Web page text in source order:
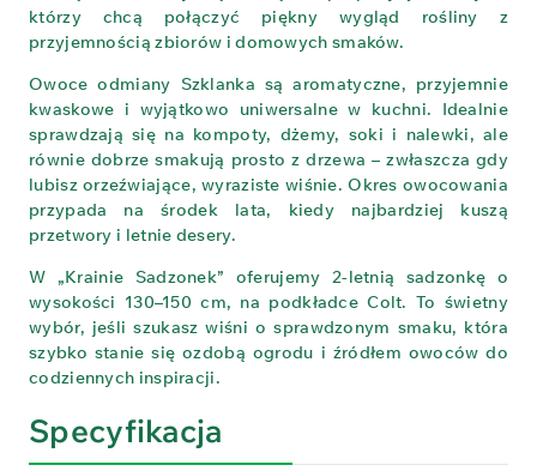
którzy chcą połączyć piękny wygląd rośliny z
przyjemnością zbiorów i domowych smaków.
Owoce odmiany Szklanka są aromatyczne, przyjemnie
kwaskowe i wyjątkowo uniwersalne w kuchni. Idealnie
sprawdzają się na kompoty, dżemy, soki i nalewki, ale
równie dobrze smakują prosto z drzewa – zwłaszcza gdy
lubisz orzeźwiające, wyraziste wiśnie. Okres owocowania
przypada na środek lata, kiedy najbardziej kuszą
przetwory i letnie desery.
W „Krainie Sadzonek” oferujemy 2-letnią sadzonkę o
wysokości 130–150 cm, na podkładce Colt. To świetny
wybór, jeśli szukasz wiśni o sprawdzonym smaku, która
szybko stanie się ozdobą ogrodu i źródłem owoców do
codziennych inspiracji.
Specyfikacja